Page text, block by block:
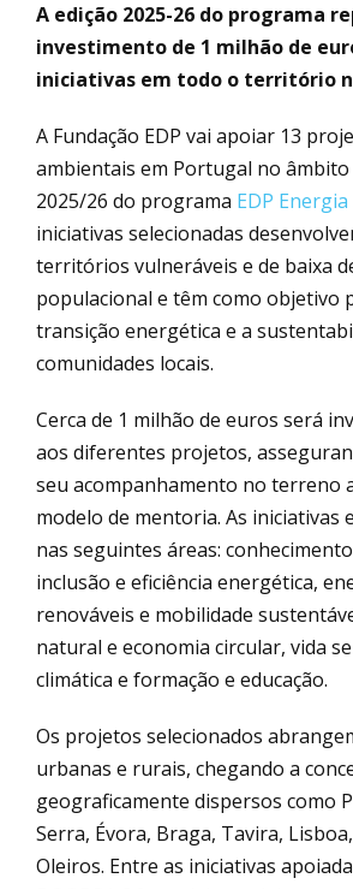
A edição 2025-26 do programa
investimento de 1 milhão de
iniciativas em todo o território
A Fundação EDP vai apoiar 13
ambientais em Portugal no âmbito
2025/26 do programa EDP
iniciativas selecionadas
territórios vulneráveis e de baixa
populacional e têm como objetivo
transição energética e a
comunidades locais.
Cerca de 1 milhão de euros será
aos diferentes projetos,
seu acompanhamento no terreno
modelo de mentoria. As iniciativas
nas seguintes áreas:
inclusão e eficiência energética,
renováveis e mobilidade
natural e economia circular, vida
climática e formação e educação.
Os projetos selecionados
urbanas e rurais, chegando a
geograficamente dispersos como
Serra, Évora, Braga, Tavira,
Oleiros. Entre as iniciativas